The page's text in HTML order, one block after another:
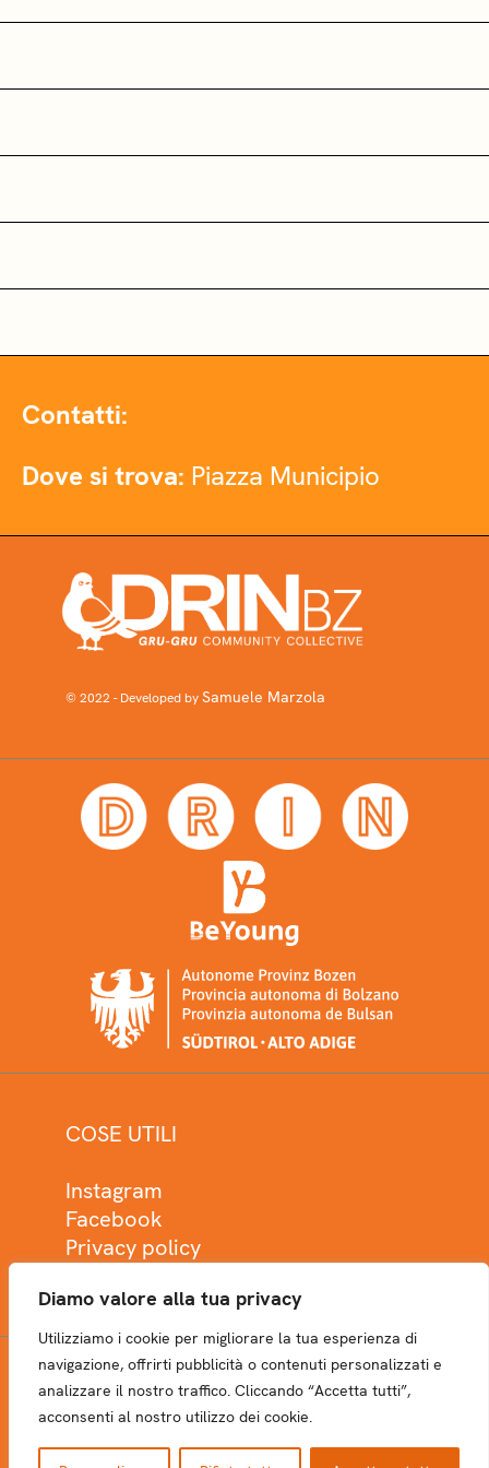
Diamo valore alla tua privacy
Utilizziamo i cookie per migliorare la tua esperienza di
navigazione, offrirti pubblicità o contenuti personalizzati e
analizzare il nostro traffico. Cliccando “Accetta tutti”,
acconsenti al nostro utilizzo dei cookie.
Contatti:
Dove si trova: Piazza Municipio
© 2022 - Developed bySamuele Marzola
COSE UTILI
Instagram
Facebook
Privacy policy
NEWSLETTER